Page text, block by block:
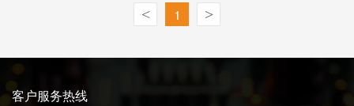
< 1 >
客户服务热线